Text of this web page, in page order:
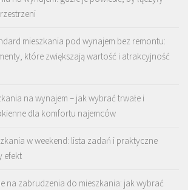
mieszkania pod wynajem bez remontu:
które zwiększają wartość i atrakcyjność
na wynajem – jak wybrać trwałe i
dla komfortu najemców
w weekend: lista zadań i praktyczne
efekt
na zabrudzenia do mieszkania: jak wybrać